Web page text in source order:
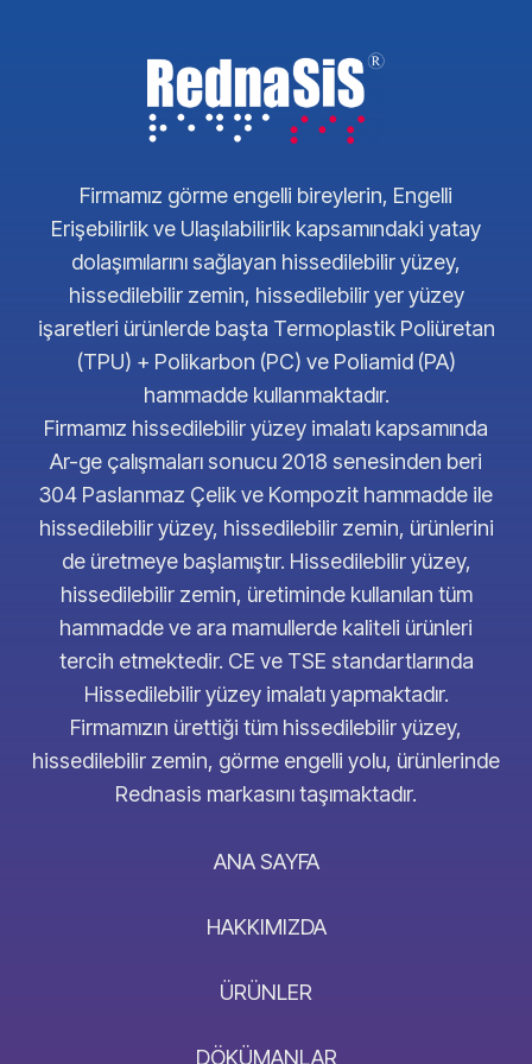
Firmamız görme engelli bireylerin, Engelli
Erişebilirlik ve Ulaşılabilirlik kapsamındaki yatay
dolaşımılarını sağlayan hissedilebilir yüzey,
hissedilebilir zemin, hissedilebilir yer yüzey
işaretleri ürünlerde başta Termoplastik Poliüretan
(TPU) + Polikarbon (PC) ve Poliamid (PA)
hammadde kullanmaktadır.
Firmamız hissedilebilir yüzey imalatı kapsamında
Ar-ge çalışmaları sonucu 2018 senesinden beri
304 Paslanmaz Çelik ve Kompozit hammadde ile
hissedilebilir yüzey, hissedilebilir zemin, ürünlerini
de üretmeye başlamıştır. Hissedilebilir yüzey,
hissedilebilir zemin, üretiminde kullanılan tüm
hammadde ve ara mamullerde kaliteli ürünleri
tercih etmektedir. CE ve TSE standartlarında
Hissedilebilir yüzey imalatı yapmaktadır.
Firmamızın ürettiği tüm hissedilebilir yüzey,
hissedilebilir zemin, görme engelli yolu, ürünlerinde
Rednasis markasını taşımaktadır.
ANA SAYFA
HAKKIMIZDA
ÜRÜNLER
DÖKÜMANLAR